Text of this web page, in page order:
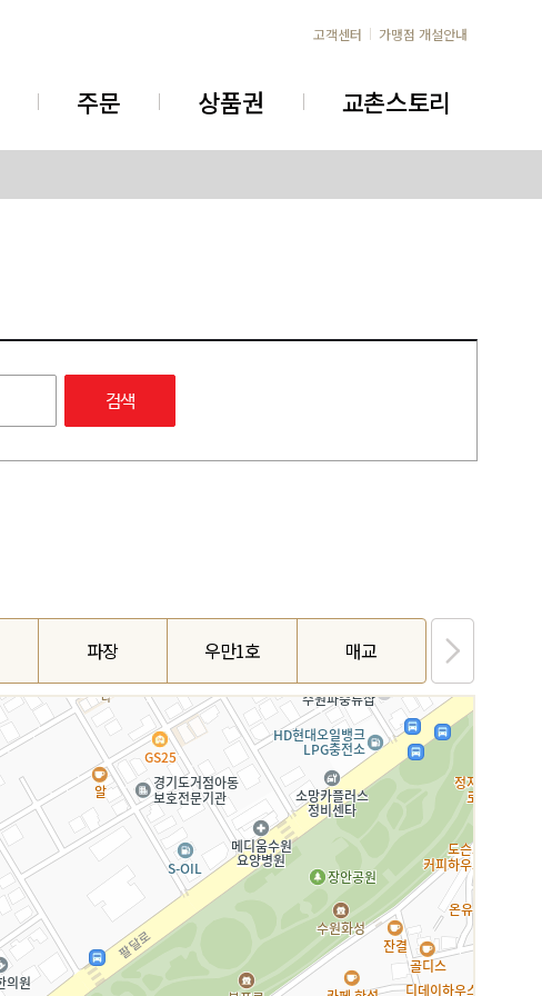
고객센터
가맹점 개설안내
주문 상품권 교촌스토리
검색
파장 우만1호 매교 탑동(수원)